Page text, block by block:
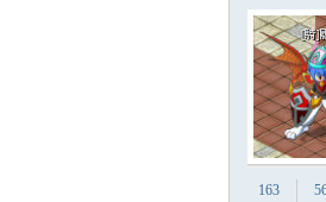
163